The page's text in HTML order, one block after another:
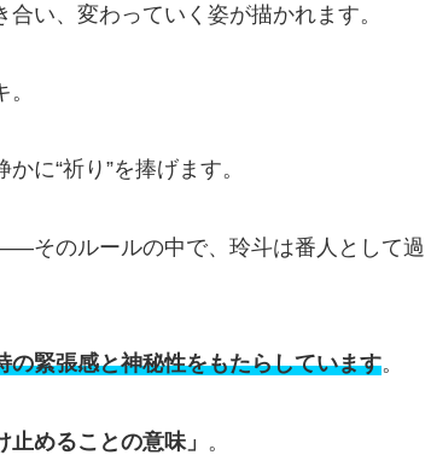
い、変わっていく姿が描かれます。
に“祈り”を捧げます。
そのルールの中で、玲斗は番人として過
の緊張感と神秘性をもたらしています。
止めることの意味」 。